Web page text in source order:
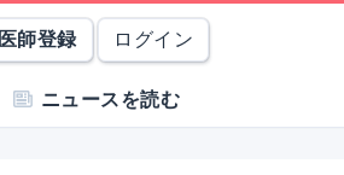
医師登録 ログイン
ニュースを読む